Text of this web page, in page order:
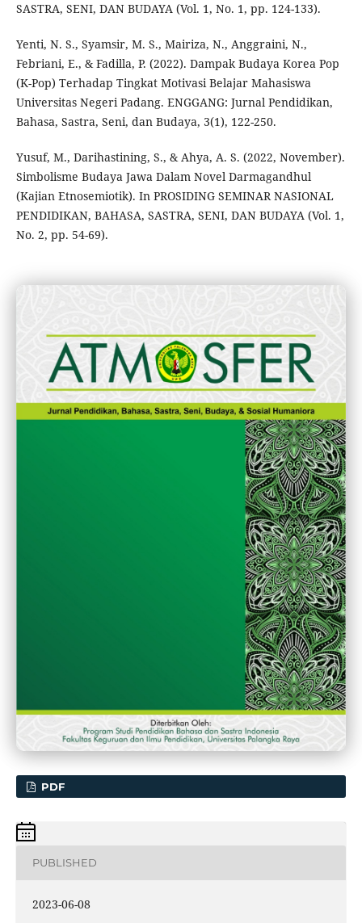
SASTRA, SENI, DAN BUDAYA (Vol. 1, No. 1, pp. 124-133).
Yenti, N. S., Syamsir, M. S., Mairiza, N., Anggraini, N.,
Febriani, E., & Fadilla, P. (2022). Dampak Budaya Korea Pop
(K-Pop) Terhadap Tingkat Motivasi Belajar Mahasiswa
Universitas Negeri Padang. ENGGANG: Jurnal Pendidikan,
Bahasa, Sastra, Seni, dan Budaya, 3(1), 122-250.
Yusuf, M., Darihastining, S., & Ahya, A. S. (2022, November).
Simbolisme Budaya Jawa Dalam Novel Darmagandhul
(Kajian Etnosemiotik). In PROSIDING SEMINAR NASIONAL
PENDIDIKAN, BAHASA, SASTRA, SENI, DAN BUDAYA (Vol. 1,
No. 2, pp. 54-69).
PDF
PUBLISHED
2023-06-08